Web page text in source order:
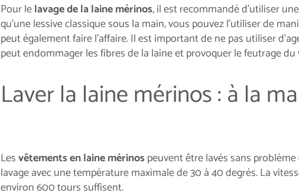
Pour lelavage de la laine mérinos, il est recommandé d'utiliser
qu'une lessive classique sous la main, vous pouvez l'utiliser de
peut également faire l’affaire. Il est important de ne pas utiliser
peut endommager les fibres de la laine et provoquer le feutrage
Laver la laine mérinos : à la
Lesvêtements en laine mérinos peuvent être lavés sans
lavage avec une température maximale de 30 à 40 degrés. La
environ 600 tours suffisent.